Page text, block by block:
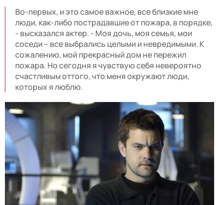
Во-первых, и это самое важное, все близкие мне
люди, как-либо пострадавшие от пожара, в порядке,
- высказался актер. - Моя дочь, моя семья, мои
соседи – все выбрались целыми и невредимыми. К
сожалению, мой прекрасный дом не пережил
пожара. Но сегодня я чувствую себя невероятно
счастливым оттого, что меня окружают люди,
которых я люблю.